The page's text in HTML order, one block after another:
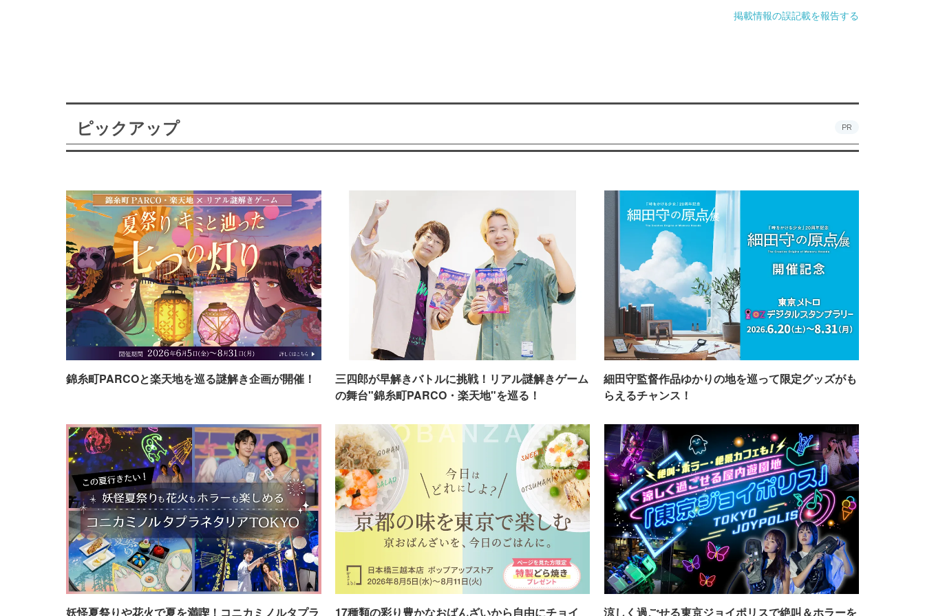
掲載情報の誤記載を報告する
ピックアップ PR
錦糸町PARCOと楽天地を巡る謎解き企画が開催！
三四郎が早解きバトルに挑戦！リアル謎解きゲーム
の舞台"錦糸町PARCO・楽天地"を巡る！
細田守監督作品ゆかりの地を巡って限定グッズがも
らえるチャンス！
妖怪夏祭りや花火で夏を満喫！コニカミノルタプラ 17種類の彩り豊かなおばんざいから自由にチョイ 涼しく過ごせる東京ジョイポリスで絶叫＆ホラーを